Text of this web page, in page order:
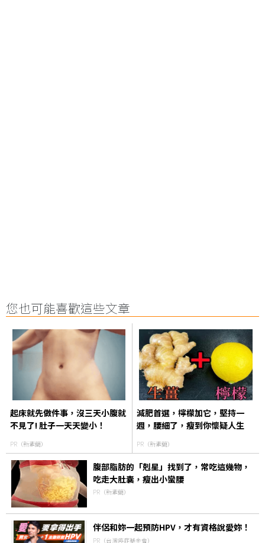
您也可能喜歡這些文章
起床就先做件事，沒三天小腹就
不見了! 肚子一天天變小！
PR（新素簡）
減肥首選，檸檬加它，堅持一
週，腰細了，瘦到你懷疑人生
PR（新素簡）
腹部脂肪的「剋星」找到了，常吃這幾物，
吃走大肚囊，瘦出小蠻腰
PR（新素簡）
伴侶和妳一起預防HPV，才有資格說愛妳！
PR（台灣癌症基金會）